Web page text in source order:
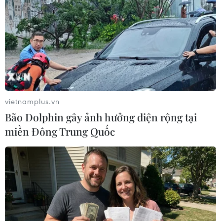
Chương trình đã thu hút sự tham gia của đông đảo thí sinh, phụ
huynh và các trường. (Ảnh: PV/Vietnam+)
Bà Thủy cũng nhấn mạnh việc không có sự ưu
tiên nào cho thứ tự các nguyện vọng mà các thí
vietnamplus.vn
Bão Dolphin gây ảnh hưởng diện rộng tại
miền Đông Trung Quốc